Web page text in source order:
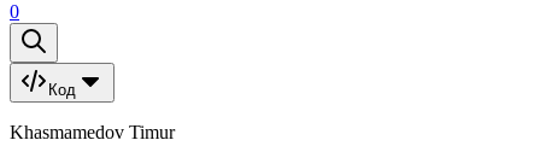
0
Код
Khasmamedov Timur